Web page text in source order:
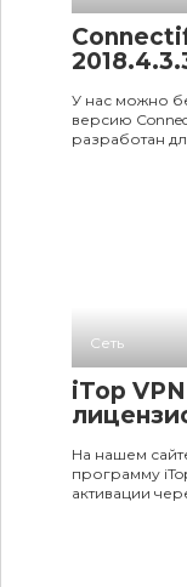
У нас можно
версию
разработан
Сеть
iTop
На нашем
программу
активации